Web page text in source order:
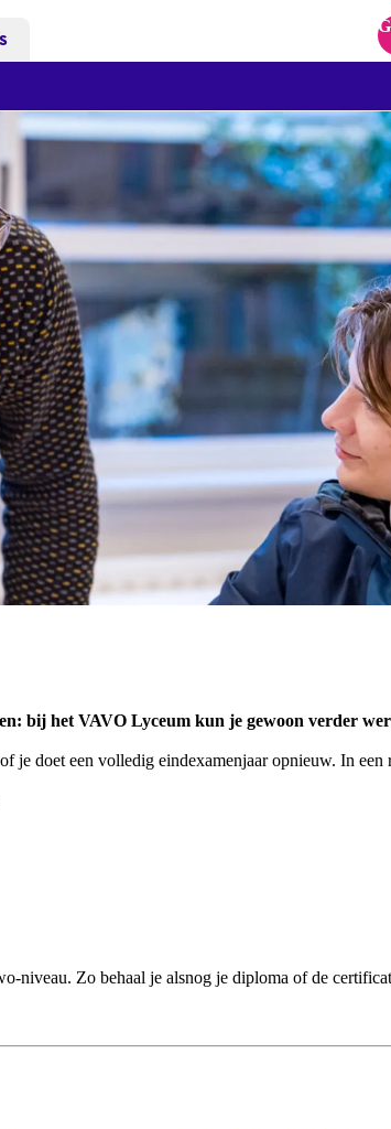
bij het VAVO Lyceum kun je gewoon verder
doet een volledig eindexamenjaar opnieuw. In een
niveau. Zo behaal je alsnog je diploma of de